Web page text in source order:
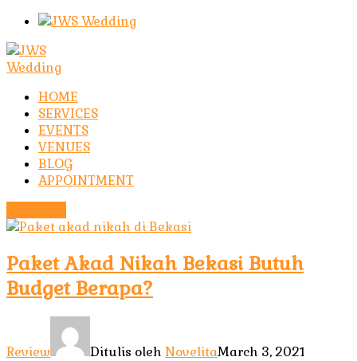
HOME
SERVICES
EVENTS
VENUES
BLOG
APPOINTMENT
Paket Akad Nikah Bekasi Butuh
Budget Berapa?
Review Ditulis oleh NovelitaMarch 3, 2021